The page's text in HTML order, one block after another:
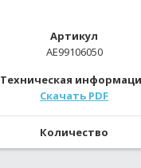
Артикул
AE99106050
Техническая
Скачать PDF
Количество